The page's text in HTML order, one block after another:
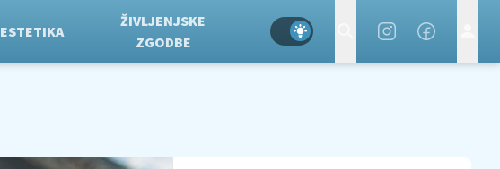
ESTETIKA
ŽIVLJENJSKE
ZGODBE